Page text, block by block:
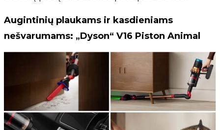
Augintinių plaukams ir kasdieniams
nešvarumams: „Dyson“ V16 Piston Animal